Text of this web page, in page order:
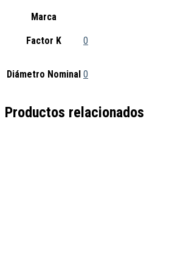
sandwich
a
Marca
Factor K 0
Diámetro Nominal 0
Productos relacionados